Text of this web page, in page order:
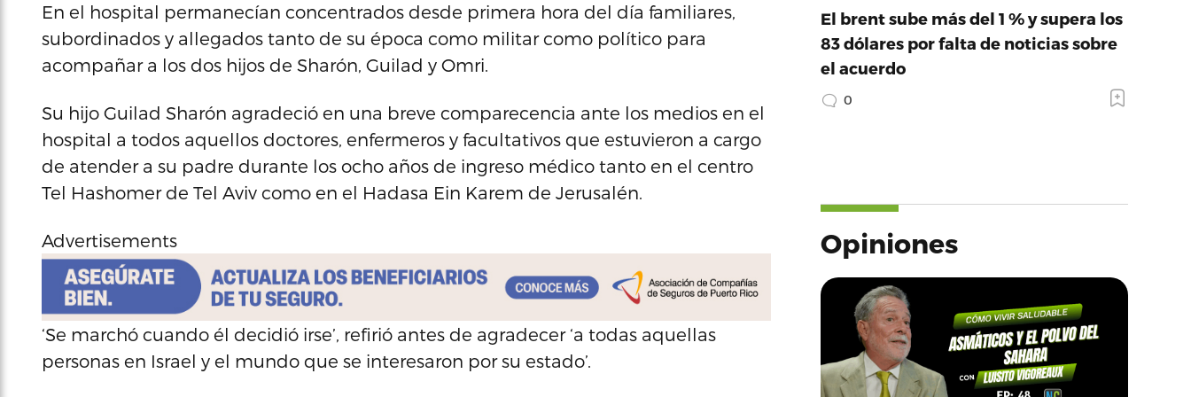
En el hospital permanecían concentrados desde primera hora del día familiares,
subordinados y allegados tanto de su época como militar como político para
acompañar a los dos hijos de Sharón, Guilad y Omri.
Su hijo Guilad Sharón agradeció en una breve comparecencia ante los medios en el
hospital a todos aquellos doctores, enfermeros y facultativos que estuvieron a cargo
de atender a su padre durante los ocho años de ingreso médico tanto en el centro
Tel Hashomer de Tel Aviv como en el Hadasa Ein Karem de Jerusalén.
Advertisements
‘Se marchó cuando él decidió irse’, refirió antes de agradecer ‘a todas aquellas
personas en Israel y el mundo que se interesaron por su estado’.
El brent sube más del 1 % y supera los
83 dólares por falta de noticias sobre
el acuerdo
0
Opiniones